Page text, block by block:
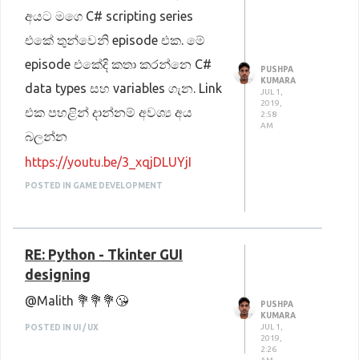
අයට මගෙ C# scripting series
එකේ තුන්වෙනි episode එක. මේ
episode එකේදි කතා කරන්නෙ C#
data types සහ variables ගැන. Link
එක පහළින් දාන්නම් අවශ්‍ය අය
බලන්න
https://youtu.be/3_xqjDLUYjI
POSTED IN GAME DEVELOPMENT
PUSHPA
KUMARA
JUL 1,
2019,
2:58
AM
RE: Python - Tkinter GUI
designing
@Malith 💐💐💐😘
POSTED IN UI / UX
PUSHPA
KUMARA
JUL 1,
2019,
2:26